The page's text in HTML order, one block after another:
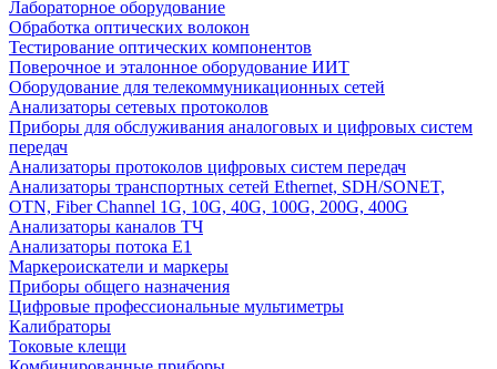
Лабораторное оборудование
Обработка оптических волокон
Тестирование оптических компонентов
Поверочное и эталонное оборудование ИИТ
Оборудование для телекоммуникационных сетей
Анализаторы сетевых протоколов
Приборы для обслуживания аналоговых и цифровых систем
передач
Анализаторы протоколов цифровых систем передач
Анализаторы транспортных сетей Ethernet, SDH/SONET,
OTN, Fiber Channel 1G, 10G, 40G, 100G, 200G, 400G
Анализаторы каналов ТЧ
Анализаторы потока Е1
Маркероискатели и маркеры
Приборы общего назначения
Цифровые профессиональные мультиметры
Калибраторы
Токовые клещи